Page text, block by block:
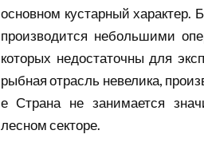
основном кустарный
производится небольшими
которых недостаточны для
рыбная отрасль невелика,
е Страна не занимается
лесном секторе.